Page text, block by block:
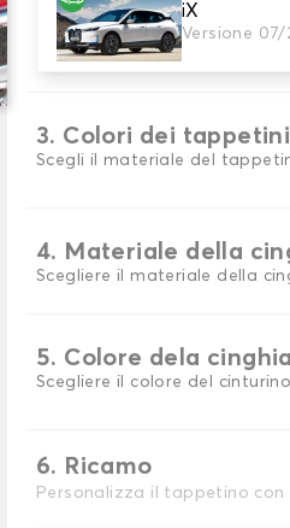
iX
Versione
2. Materiale
scegli il materiale del
3. Colori dei tappetini
Scegli il materiale del
4. Materiale della
Scegliere il materiale della
5. Colore dela cinghia
Scegliere il colore del
6. Ricamo
Personalizza il tappetino